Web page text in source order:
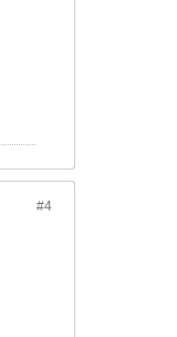
#4